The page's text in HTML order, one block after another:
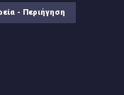
- Περιήγηση